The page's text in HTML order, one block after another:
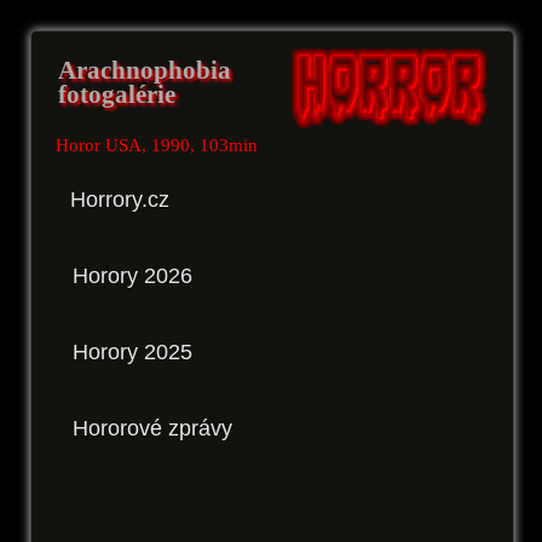
Arachnophobia
fotogalérie
Horor USA, 1990, 103min
Horrory.cz
Horory 2026
Horory 2025
Hororové zprávy